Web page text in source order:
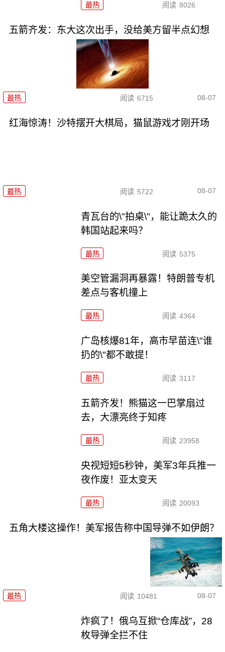
最热 阅读 8026
五箭齐发：东大这次出手，没给美方留半点幻想
最热 阅读 6715 08-07
红海惊涛！沙特摆开大棋局，猫鼠游戏才刚开场
最热 阅读 5722 08-07
青瓦台的\"拍桌\"，能让跪太久的
韩国站起来吗？
最热 阅读 5375
美空管漏洞再暴露！特朗普专机
差点与客机撞上
最热 阅读 4364
广岛核爆81年，高市早苗连\"谁
扔的\"都不敢提！
最热 阅读 3117
五箭齐发！熊猫这一巴掌扇过
去，大漂亮终于知疼
最热 阅读 23958
央视短短5秒钟，美军3年兵推一
夜作废！亚太变天
最热 阅读 20093
五角大楼这操作！美军报告称中国导弹不如伊朗？
最热 阅读 10481 08-07
炸疯了！俄乌互掀“仓库战”，28
枚导弹全拦不住